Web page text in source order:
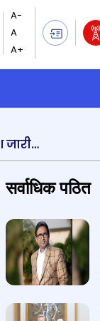
उत्तर रेलवे ने त्यौहारों पर रेलयात्रियों की अतिरिक्त संख्या को देखते हुए नई दिल्ली रेलवे स्टेशन के लिए दिशा-निर्देश जारी किए हैं
सर्वाधिक पठित